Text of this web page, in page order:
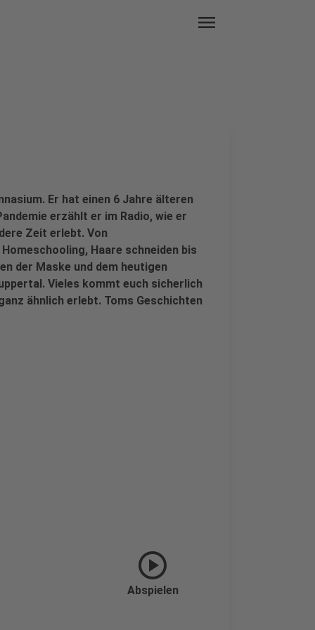
menu
Er hat einen 6 Jahre älteren
erzählt er im Radio, wie er
Zeit erlebt. Von
Haare schneiden bis
der Maske und dem heutigen
Vieles kommt euch sicherlich
ähnlich erlebt. Toms Geschichten
play_circle
Abspielen